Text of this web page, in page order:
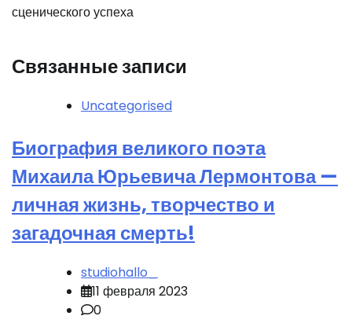
сценического успеха
Связанные записи
Uncategorised
Биография великого поэта
Михаила Юрьевича Лермонтова —
личная жизнь, творчество и
загадочная смерть!
studiohallo_
11 февраля 2023
0